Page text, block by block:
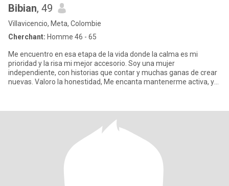
Bibian, 49
Villavicencio, Meta, Colombie
Cherchant: Homme 46 - 65
Me encuentro en esa etapa de la vida donde la calma es mi
prioridad y la risa mi mejor accesorio. Soy una mujer
independiente, con historias que contar y muchas ganas de crear
nuevas. Valoro la honestidad, Me encanta mantenerme activa, ya